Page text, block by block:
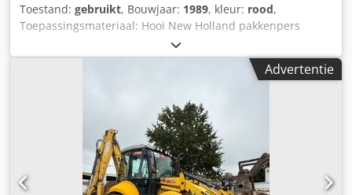
Toestand: gebruikt, Bouwjaar: 1989, kleur: rood,
Toepassingsmateriaal: Hooi New Holland pakkenpers
D2000 • Gevraagd vermogen minimaal 150 pk •
Baalafmeting 1200×900 mm Chsdpfx Apeziplrs Hea •
Dubbele knopers • Elektronische controlekast/display •
Advertentie